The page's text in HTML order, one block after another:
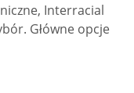
Interracial
Główne opcje